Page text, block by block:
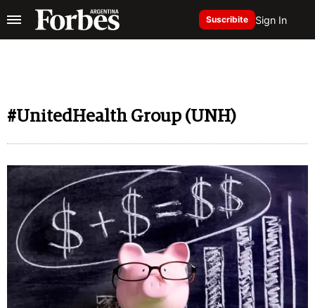
Suscribite Sign In
#UnitedHealth Group (UNH)